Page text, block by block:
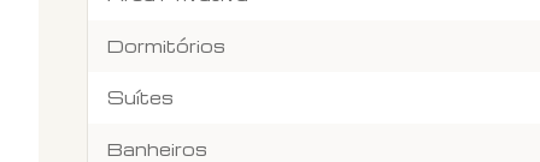
Dormitórios
Suítes
Banheiros